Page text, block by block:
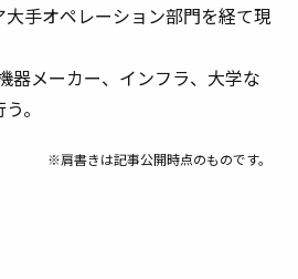
手オペレーション部門を経て現
器メーカー、インフラ、大学な
。
※肩書きは記事公開時点のものです。